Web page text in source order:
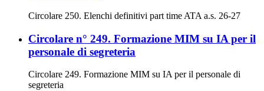
Circolare 250. Elenchi definitivi part time ATA a.s. 26-27
Circolare n° 249. Formazione MIM su IA per il
personale di segreteria
Circolare 249. Formazione MIM su IA per il personale di
segreteria